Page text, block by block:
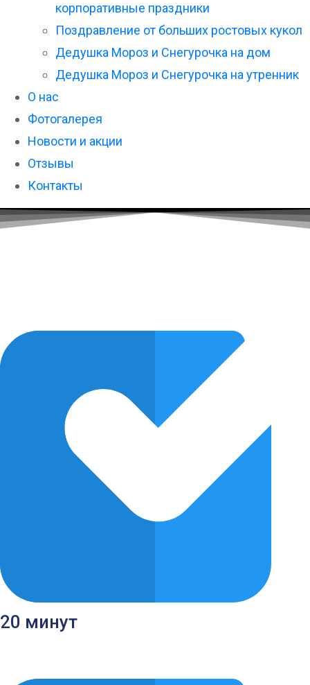
корпоративные праздники
Поздравление от больших ростовых кукол
Дедушка Мороз и Снегурочка на дом
Дедушка Мороз и Снегурочка на утренник
О нас
Фотогалерея
Новости и акции
Отзывы
Контакты
20 минут